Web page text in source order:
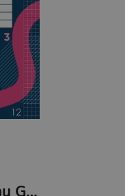
Burtnīca rūtiņu Globuss, 12 lapas